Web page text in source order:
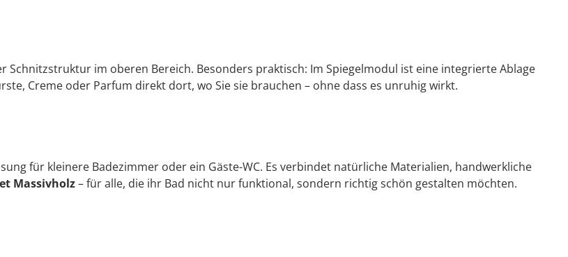
im oberen Bereich. Besonders praktisch: Im Spiegelmodul ist eine integrierte Ablage
Creme oder Parfum direkt dort, wo Sie sie brauchen – ohne dass es unruhig wirkt.
für kleinere Badezimmer oder ein Gäste-WC. Es verbindet natürliche Materialien, handwerkliche
Massivholz– für alle, die ihr Bad nicht nur funktional, sondern richtig schön gestalten möchten.